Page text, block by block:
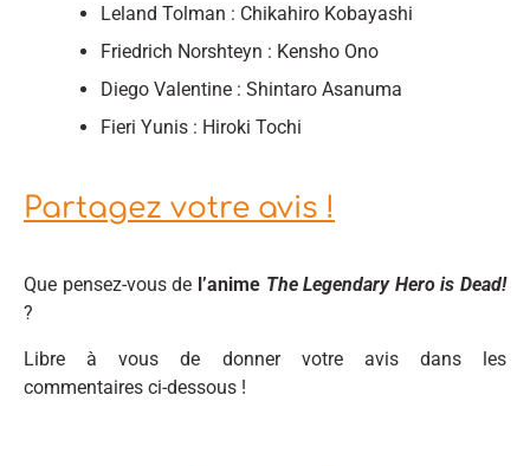
Leland Tolman : Chikahiro Kobayashi
Friedrich Norshteyn : Kensho Ono
Diego Valentine : Shintaro Asanuma
Fieri Yunis : Hiroki Tochi
Partagez votre avis !
Que pensez-vous de l’anime The Legendary Hero is Dead!
?
Libre à vous de donner votre avis dans les
commentaires ci-dessous !